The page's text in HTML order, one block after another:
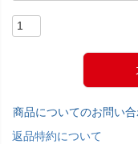
商品についてのお問い
返品特約について